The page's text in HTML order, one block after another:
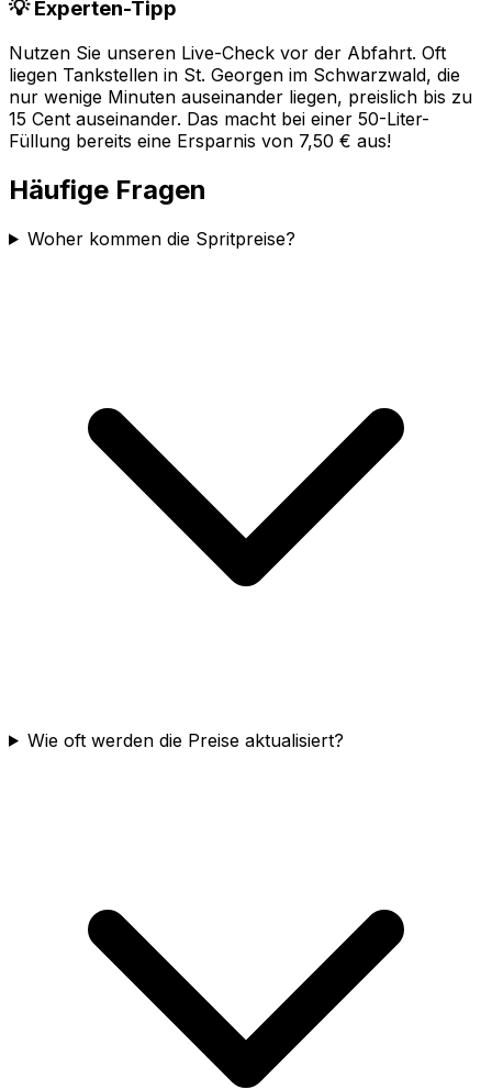
💡 Experten-Tipp
Nutzen Sie unseren Live-Check vor der Abfahrt. Oft
liegen Tankstellen in St. Georgen im Schwarzwald, die
nur wenige Minuten auseinander liegen, preislich bis zu
15 Cent auseinander. Das macht bei einer 50-Liter-
Füllung bereits eine Ersparnis von 7,50 € aus!
Häufige Fragen
Woher kommen die Spritpreise?
Wie oft werden die Preise aktualisiert?